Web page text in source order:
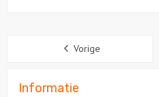
Vorige
Informatie